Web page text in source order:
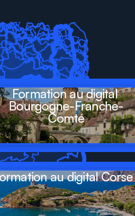
tousles
France
Formation au digital
Bourgogne-Franche-
Comté
au digital Corse